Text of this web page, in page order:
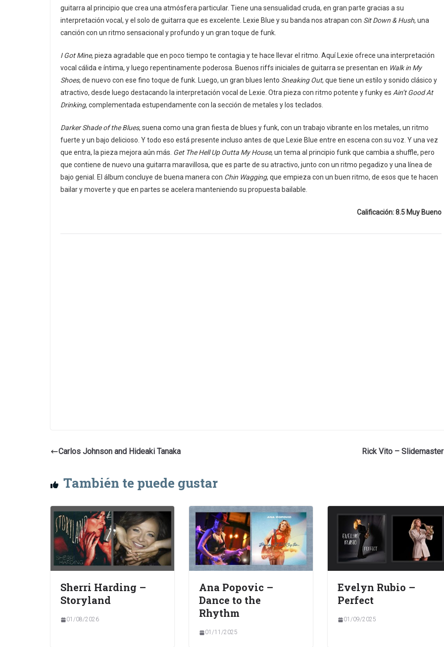
guitarra al principio que crea una atmósfera particular. Tiene una sensualidad cruda, en gran parte gracias a su
interpretación vocal, y el solo de guitarra que es excelente. Lexie Blue y su banda nos atrapan con Sit Down & Hush, una
canción con un ritmo sensacional y profundo y un gran toque de funk.
I Got Mine, pieza agradable que en poco tiempo te contagia y te hace llevar el ritmo. Aquí Lexie ofrece una interpretación
vocal cálida e íntima, y ​​luego repentinamente poderosa. Buenos riffs iniciales de guitarra se presentan en Walk in My
Shoes, de nuevo con ese fino toque de funk. Luego, un gran blues lento Sneaking Out, que tiene un estilo y sonido clásico y
atractivo, desde luego destacando la interpretación vocal de Lexie. Otra pieza con ritmo potente y funky es Ain’t Good At
Drinking, complementada estupendamente con la sección de metales y los teclados.
Darker Shade of the Blues, suena como una gran fiesta de blues y funk, con un trabajo vibrante en los metales, un ritmo
fuerte y un bajo delicioso. Y todo eso está presente incluso antes de que Lexie Blue entre en escena con su voz. Y una vez
que entra, la pieza mejora aún más. Get The Hell Up Outta My House, un tema al principio funk que cambia a shuffle, pero
que contiene de nuevo una guitarra maravillosa, que es parte de su atractivo, junto con un ritmo pegadizo y una línea de
bajo genial. El álbum concluye de buena manera con Chin Wagging, que empieza con un buen ritmo, de esos que te hacen
bailar y moverte y que en partes se acelera manteniendo su propuesta bailable.
Calificación: 8.5 Muy Bueno
Carlos Johnson and Hideaki Tanaka Rick Vito – Slidemaster
También te puede gustar
Sherri Harding –
Storyland
01/08/2026
Ana Popovic –
Dance to the
Rhythm
01/11/2025
Evelyn Rubio –
Perfect
01/09/2025